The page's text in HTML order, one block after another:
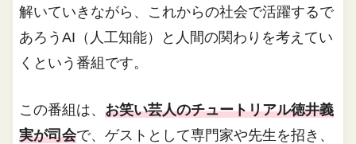
解いていきながら、これからの社会で活躍するで
あろうAI（人工知能）と人間の関わりを考えてい
くという番組です。
この番組は、お笑い芸人のチュートリアル徳井義
実が司会で、ゲストとして専門家や先生を招き、